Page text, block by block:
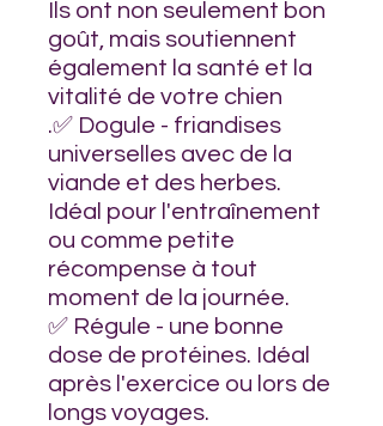
Ils ont non seulement bon
goût, mais soutiennent
également la santé et la
vitalité de votre chien
.✅ Dogule - friandises
universelles avec de la
viande et des herbes.
Idéal pour l'entraînement
ou comme petite
récompense à tout
moment de la journée.
✅ Régule - une bonne
dose de protéines. Idéal
après l'exercice ou lors de
longs voyages.